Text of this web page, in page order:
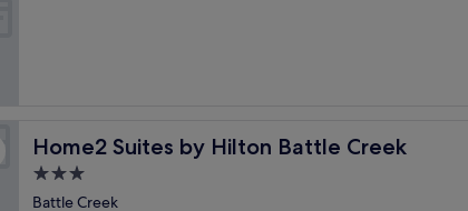
Home2 Suites by Hilton Battle Creek
Home2 Suites by Hilton Battle Creek
3.0-
Sterne-
Battle Creek